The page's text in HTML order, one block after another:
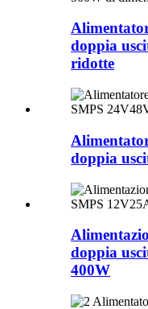
doppia
ridotte
doppia
doppia
400W